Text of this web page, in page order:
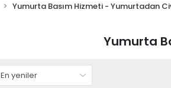
Yumurta Basım Hizmeti - Yumurtadan
Yumurta